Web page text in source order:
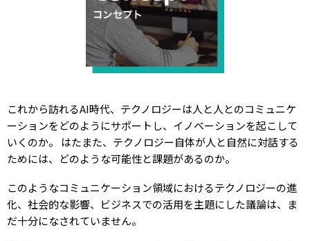
これから訪れるAI時代、テクノロジーは人と人とのコミュニケ
ーションをどのようにサポートし、イノベーションを起こして
いくのか。 はたまた、テクノロジー自体が人と自然に対話する
ためには、どのような可能性と課題があるのか。
このようなコミュニケーション領域におけるテクノロジーの進
化、社会的な影響、ビジネスでの活用を主題にした議論は、ま
だ十分になされていません。